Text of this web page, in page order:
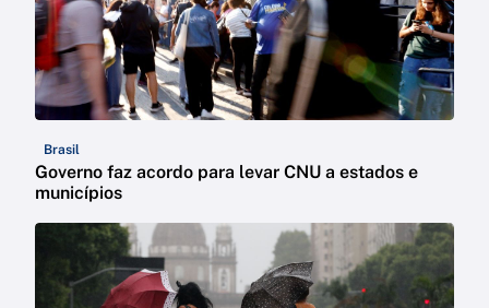
Brasil
Governo faz acordo para levar CNU a estados e
municípios